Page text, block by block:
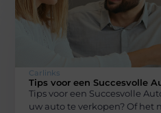
Carlinks
Tips voor een Succesvolle
Tips voor een Succesvolle
uw auto te verkopen? Of het